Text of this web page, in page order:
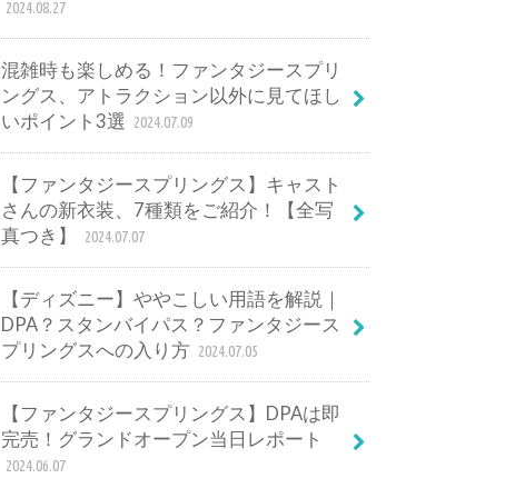
2024.08.27
混雑時も楽しめる！ファンタジースプリ
ングス、アトラクション以外に見てほし
いポイント3選 2024.07.09
【ファンタジースプリングス】キャスト
さんの新衣装、7種類をご紹介！【全写
真つき】
2024.07.07
【ディズニー】ややこしい用語を解説｜
DPA？スタンバイパス？ファンタジース
プリングスへの入り方 2024.07.05
【ファンタジースプリングス】DPAは即
完売！グランドオープン当日レポート
2024.06.07